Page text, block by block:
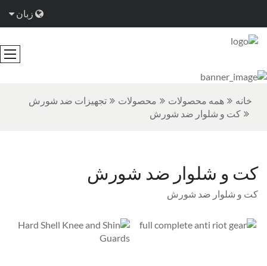
زبان
خانه همه محصولات محصولات
تجهیزات ضد شورش
کت و شلوار ضد شورش
کت و شلوار ضد شورش
کت و شلوار ضد شورش